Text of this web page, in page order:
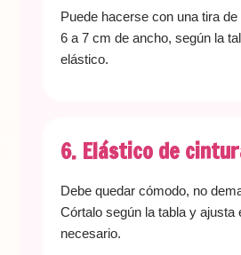
Puede hacerse con una tira
6 a 7 cm de ancho, según la
elástico.
6. Elástico de
Debe quedar cómodo, no
Córtalo según la tabla y ajusta
necesario.